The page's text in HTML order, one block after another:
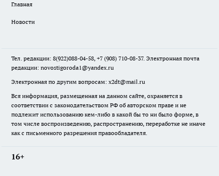
Главная
Новости
Тел. редакции: 8(922)088-04-58, +7 (908) 710-08-37. Электронная почта
редакции: novostigoroda1@yandex.ru
Электронная по другим вопросам: x2dt@mail.ru
Вся информация, размещенная на данном сайте, охраняется в
соответствии с законодательством РФ об авторском праве и не
подлежит использованию кем-либо в какой бы то ни было форме, в
том числе воспроизведению, распространению, переработке не иначе
как с письменного разрешения правообладателя.
16+